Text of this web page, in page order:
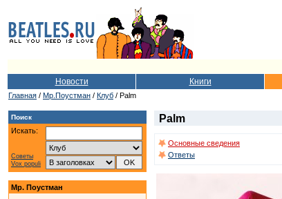
Новости Книги
Главная / Мр.Поустман / Клуб / Palm
Поиск
Искать:
Советы
Vox populi
Мр. Поустман
Palm
Основные сведения
Ответы